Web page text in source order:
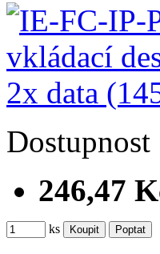
Dostupnost
246,47
ks